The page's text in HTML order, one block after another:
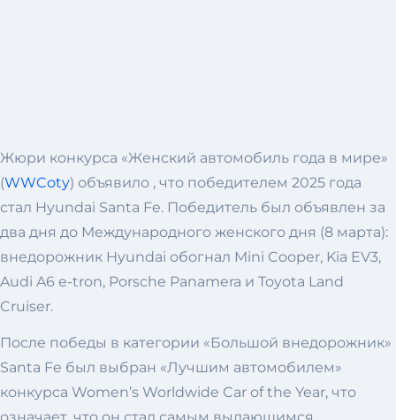
Жюри конкурса «Женский автомобиль года в мире»
(WWCoty) объявило , что победителем 2025 года
стал Hyundai Santa Fe. Победитель был объявлен за
два дня до Международного женского дня (8 марта):
внедорожник Hyundai обогнал Mini Cooper, Kia EV3,
Audi A6 e-tron, Porsche Panamera и Toyota Land
Cruiser.
После победы в категории «Большой внедорожник»
Santa Fe был выбран «Лучшим автомобилем»
конкурса Women’s Worldwide Car of the Year, что
означает, что он стал самым выдающимся